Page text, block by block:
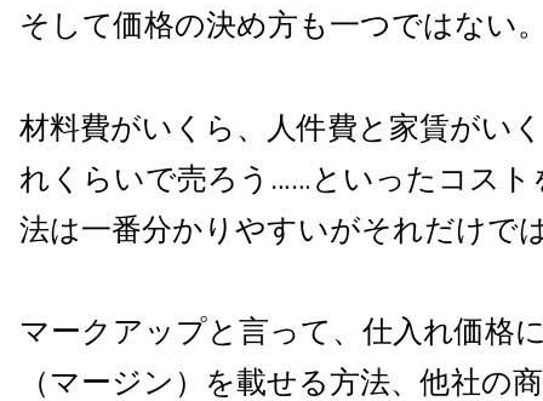
そして価格の決め方も一つではない
材料費がいくら、人件費と家賃がい
れくらいで売ろう……といったコスト
法は一番分かりやすいがそれだけで
マークアップと言って、仕入れ価格
（マージン）を載せる方法、他社の